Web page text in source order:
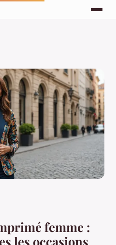
femme :
les occasions